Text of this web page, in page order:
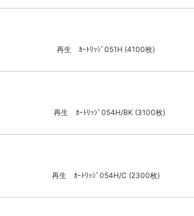
再生 ｶｰﾄﾘｯｼﾞ051H (4100枚)
再生 ｶｰﾄﾘｯｼﾞ054H/BK (3100枚)
再生 ｶｰﾄﾘｯｼﾞ054H/C (2300枚)